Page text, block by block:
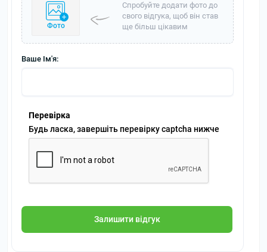
Фото
Спробуйте додати фото до
свого відгука, щоб він став
ще більш цікавим
Ваше Ім'я:
Перевірка
Будь ласка, завершіть перевірку captcha нижче
Залишити відгук